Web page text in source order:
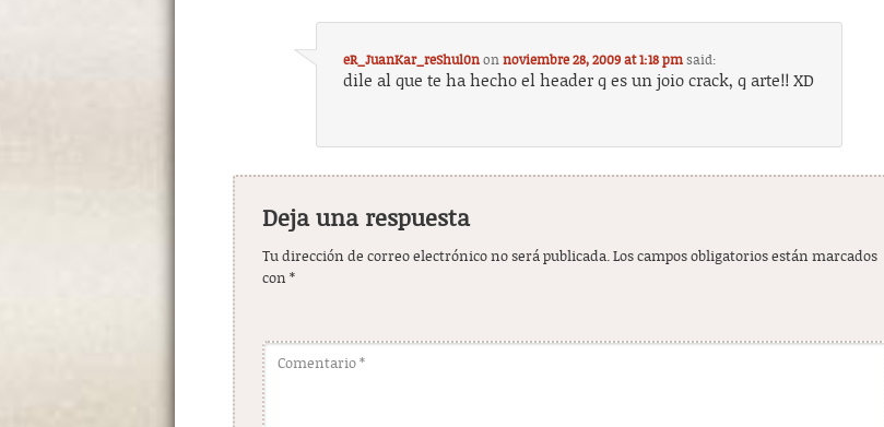
eR_JuanKar_reShul0n onnoviembre 28, 2009 at 1:18 pm said:
dile al que te ha hecho el header q es un joio crack, q arte!! XD
Deja una respuesta
Tu dirección de correo electrónico no será publicada. Los campos obligatorios están marcados
con *
Comentario *